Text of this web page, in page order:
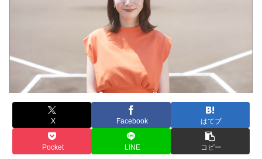
X Facebook はてブ
Pocket LINE コピー